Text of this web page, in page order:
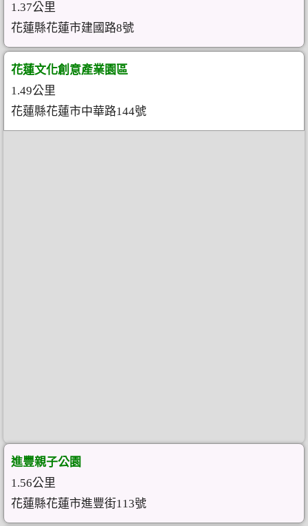
1.37公里
花蓮縣花蓮市建國路8號
花蓮文化創意產業園區
1.49公里
花蓮縣花蓮市中華路144號
進豐親子公園
1.56公里
花蓮縣花蓮市進豐街113號